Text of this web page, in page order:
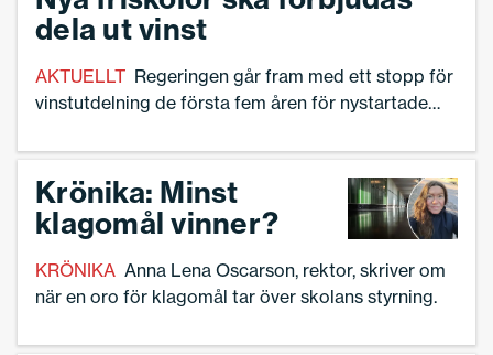
dela ut vinst
AKTUELLT Regeringen går fram med ett stopp för
vinstutdelning de första fem åren för nystartade
Krönika: Minst
klagomål vinner?
KRÖNIKA Anna Lena Oscarson, rektor, skriver om
när en oro för klagomål tar över skolans styrning.